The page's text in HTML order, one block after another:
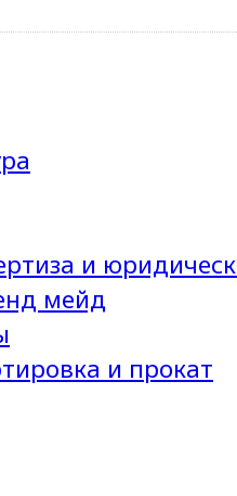
и
мейд
и прокат